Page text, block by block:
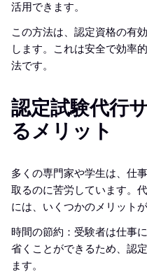
活用できます。
この方法は、認定資格の有
します。これは安全で効率
法です。
認定試験代行
るメリット
多くの専門家や学生は、仕
取るのに苦労しています。
には、いくつかのメリットが
時間の節約：受験者は仕事
省くことができるため、認
ます。